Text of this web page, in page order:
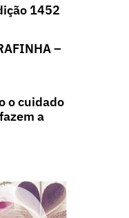
1452
–
o cuidado
a